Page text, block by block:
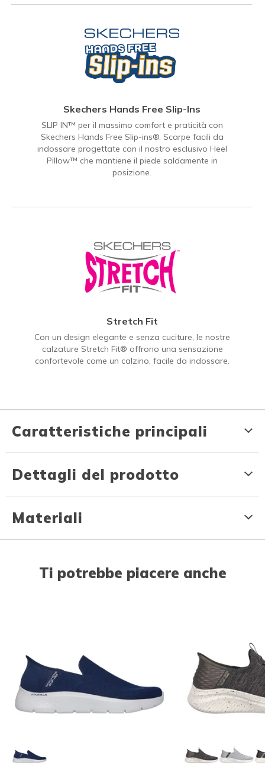
Skechers Hands Free Slip-Ins
SLIP IN™ per il massimo comfort e praticità con
Skechers Hands Free Slip-ins®. Scarpe facili da
indossare progettate con il nostro esclusivo Heel
Pillow™ che mantiene il piede saldamente in
posizione.
Stretch Fit
Con un design elegante e senza cuciture, le nostre
calzature Stretch Fit® offrono una sensazione
confortevole come un calzino, facile da indossare.
Caratteristiche principali
Dettagli del prodotto
Materiali
Ti potrebbe piacere anche